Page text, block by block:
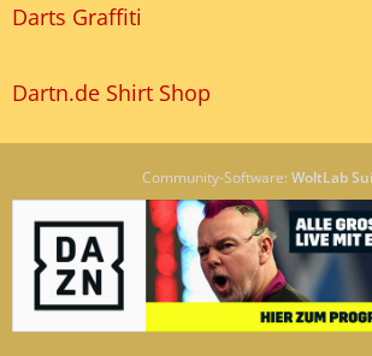
Darts Graffiti
Dartn.de Shirt Shop
Community-Software: WoltLab